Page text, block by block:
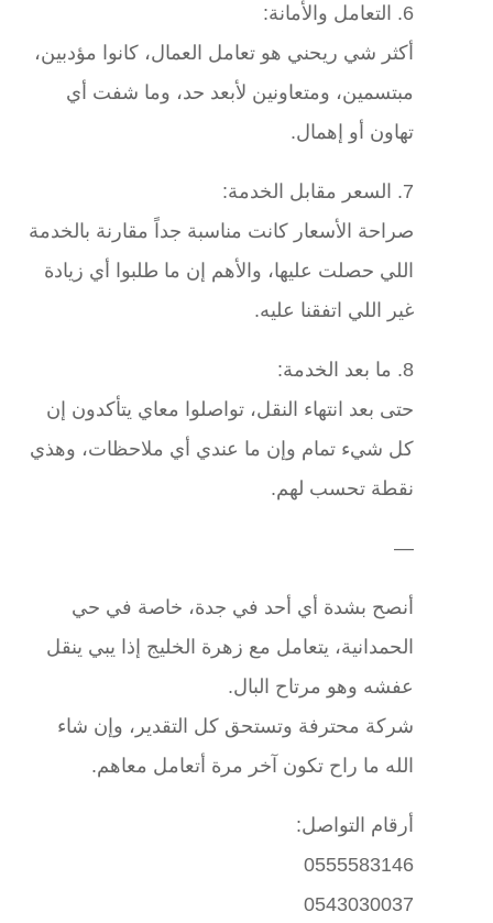
6. التعامل والأمانة:
أكثر شي ريحني هو تعامل العمال، كانوا مؤدبين،
مبتسمين، ومتعاونين لأبعد حد، وما شفت أي
تهاون أو إهمال.
7. السعر مقابل الخدمة:
صراحة الأسعار كانت مناسبة جداً مقارنة بالخدمة
اللي حصلت عليها، والأهم إن ما طلبوا أي زيادة
غير اللي اتفقنا عليه.
8. ما بعد الخدمة:
حتى بعد انتهاء النقل، تواصلوا معاي يتأكدون إن
كل شيء تمام وإن ما عندي أي ملاحظات، وهذي
نقطة تحسب لهم.
—
أنصح بشدة أي أحد في جدة، خاصة في حي
الحمدانية، يتعامل مع زهرة الخليج إذا يبي ينقل
عفشه وهو مرتاح البال.
شركة محترفة وتستحق كل التقدير، وإن شاء
الله ما راح تكون آخر مرة أتعامل معاهم.
أرقام التواصل:
0555583146
0543030037